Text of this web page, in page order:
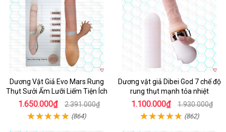
Dương Vật Giả Evo Mars Rung
Thụt Sưởi Ấm Lưỡi Liếm Tiện Ích
1.650.000₫ 2.391.000₫
(864)
Dương vật giả Dibei God 7 chế độ
rung thụt mạnh tỏa nhiệt
1.100.000₫ 1.930.000₫
(862)